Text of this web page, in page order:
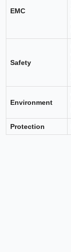
EMC
Safety
Environment
Protection